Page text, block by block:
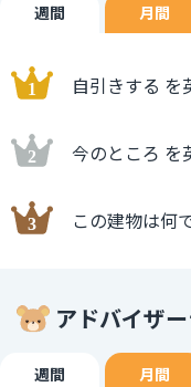
週間 月間
自引きする を
今のところ を
この建物は何
アドバイザ
週間 月間